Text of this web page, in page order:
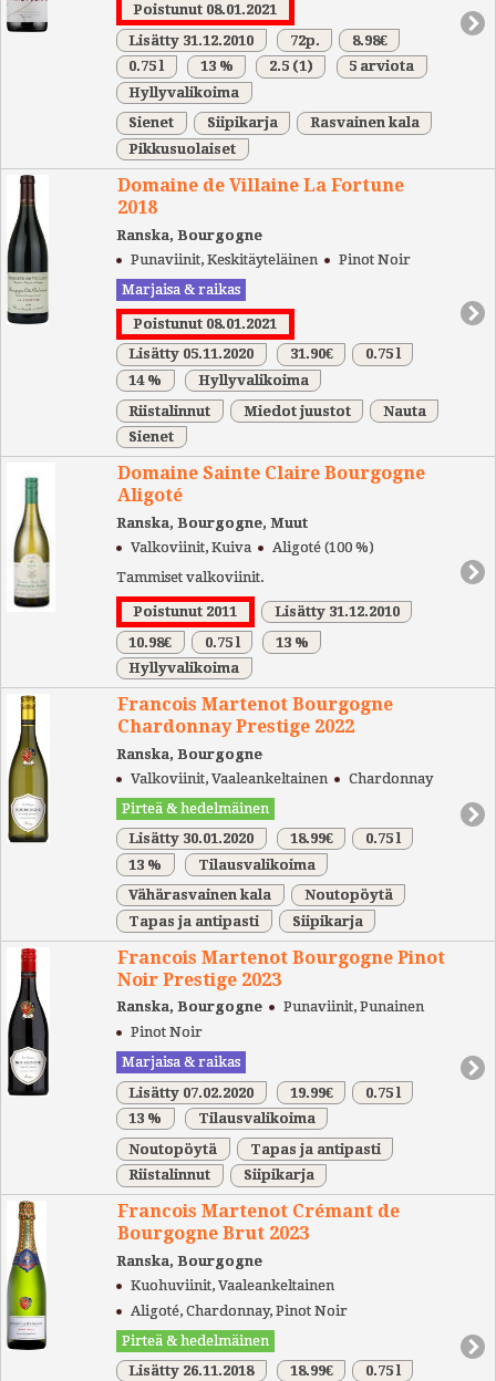
Poistunut 08.01.2021
Lisätty 31.12.2010
72p.
8.98€
0.75 l
13 % 2.5 (1)
5 arviota
Hyllyvalikoima
Sienet
Siipikarja
Rasvainen kala
Pikkusuolaiset
Domaine de Villaine La Fortune
2018
Ranska, Bourgogne
Punaviinit, Keskitäyteläinen
Pinot Noir
Marjaisa & raikas
Poistunut 08.01.2021
Lisätty 05.11.2020
31.90€
0.75 l
14 %
Hyllyvalikoima
Riistalinnut
Miedot juustot
Nauta
Sienet
Domaine Sainte Claire Bourgogne
Aligoté
Ranska, Bourgogne, Muut
Valkoviinit, Kuiva
Aligoté (100 %)
Tammiset valkoviinit.
Poistunut 2011
Lisätty 31.12.2010
10.98€
0.75 l
13 %
Hyllyvalikoima
Francois Martenot Bourgogne
Chardonnay Prestige 2022
Ranska, Bourgogne
Valkoviinit, Vaaleankeltainen
Chardonnay
Pirteä & hedelmäinen
Lisätty 30.01.2020
18.99€
0.75 l
13 %
Tilausvalikoima
Vähärasvainen kala
Noutopöytä
Tapas ja antipasti
Siipikarja
Francois Martenot Bourgogne Pinot
Noir Prestige 2023
Ranska, Bourgogne
Punaviinit, Punainen
Pinot Noir
Marjaisa & raikas
Lisätty 07.02.2020
19.99€
0.75 l
13 %
Tilausvalikoima
Noutopöytä
Tapas ja antipasti
Riistalinnut
Siipikarja
Francois Martenot Crémant de
Bourgogne Brut 2023
Ranska, Bourgogne
Kuohuviinit, Vaaleankeltainen
Aligoté, Chardonnay, Pinot Noir
Pirteä & hedelmäinen
Lisätty 26.11.2018
18.99€
0.75 l